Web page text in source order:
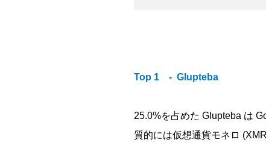
Top 1 - Glupteba
25.0%を占めた Glupteba は
質的には仮想通貨モネロ